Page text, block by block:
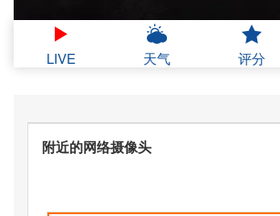
LIVE 天气 评分
附近的网络摄像头